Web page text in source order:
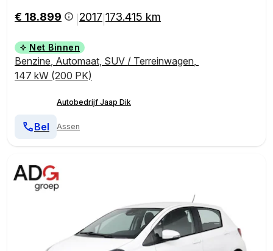
N | ELEKTR. ACHTERKLEP | LMV | PDC
€ 18.899 2017 173.415 km
Net Binnen
Benzine, Automaat, SUV / Terreinwagen,
147 kW (200 PK)
Autobedrijf Jaap Dik
Assen
Bel